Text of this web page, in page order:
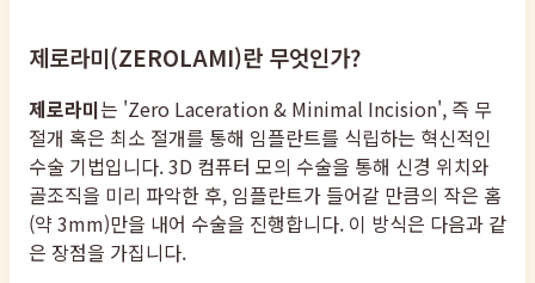
제로라미(ZEROLAMI)란 무엇인가?
제로라미는 'Zero Laceration & Minimal Incision', 즉 무
절개 혹은 최소 절개를 통해 임플란트를 식립하는 혁신적인
수술 기법입니다. 3D 컴퓨터 모의 수술을 통해 신경 위치와
골조직을 미리 파악한 후, 임플란트가 들어갈 만큼의 작은 홈
(약 3mm)만을 내어 수술을 진행합니다. 이 방식은 다음과 같
은 장점을 가집니다.